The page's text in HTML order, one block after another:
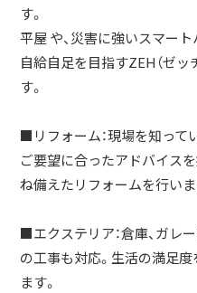
す。
平屋 や、災害に強いスマート
自給自足を目指すZEH（ゼッ
す。
■リフォーム：現場を知って
ご要望に合ったアドバイス
ね備えたリフォームを行いま
■エクステリア：倉庫、ガレ
の工事も対応。生活の満足
ます。